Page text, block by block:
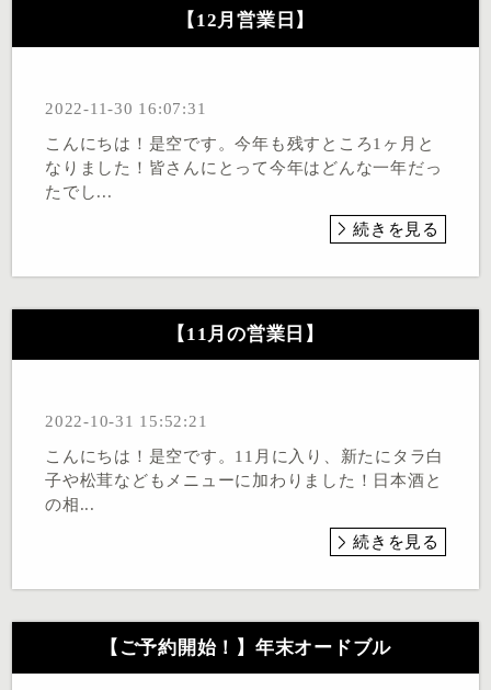
【12月営業日】
2022-11-30 16:07:31
こんにちは！是空です。今年も残すところ1ヶ月と
なりました！皆さんにとって今年はどんな一年だっ
たでし...
続きを見る
【11月の営業日】
2022-10-31 15:52:21
こんにちは！是空です。11月に入り、新たにタラ白
子や松茸などもメニューに加わりました！日本酒と
の相...
続きを見る
【ご予約開始！】年末オードブル